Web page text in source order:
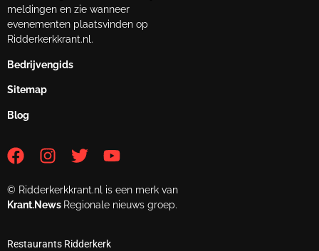
meldingen en zie wanneer
evenementen plaatsvinden op
Ridderkerkkrant.nl.
Bedrijvengids
Sitemap
Blog
© Ridderkerkkrant.nl is een merk van
Krant.News Regionale nieuws groep.
Restaurants Ridderkerk